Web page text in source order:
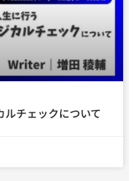
チェックについて